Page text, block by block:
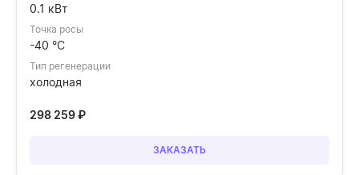
0.1 кВт
Точка росы
-40 °C
Тип регенерации
холодная
298 259₽
ЗАКАЗАТЬ